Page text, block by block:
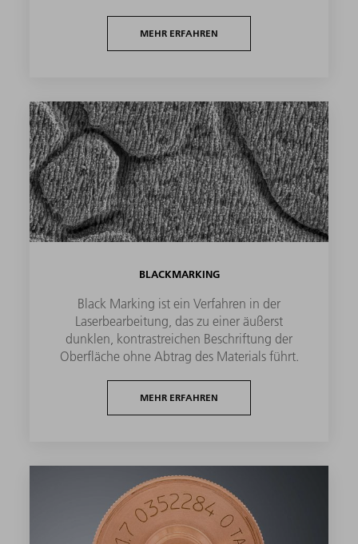
MEHR ERFAHREN
BLACKMARKING
Black Marking ist ein Verfahren in der
Laserbearbeitung, das zu einer äußerst
dunklen, kontrastreichen Beschriftung der
Oberfläche ohne Abtrag des Materials führt.
MEHR ERFAHREN